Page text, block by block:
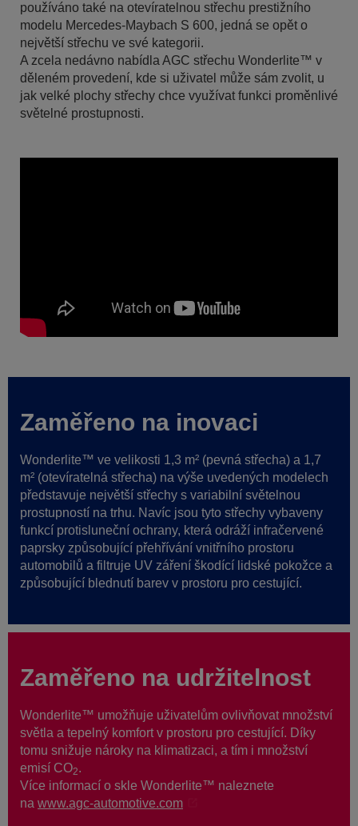
používáno také na otevíratelnou střechu prestižního
modelu Mercedes-Maybach S 600, jedná se opět o
největší střechu ve své kategorii.
A zcela nedávno nabídla AGC střechu Wonderlite™ v
děleném provedení, kde si uživatel může sám zvolit, u
jak velké plochy střechy chce využívat funkci proměnlivé
světelné prostupnosti.
Zaměřeno na inovaci
Wonderlite™ ve velikosti 1,3 m² (pevná střecha) a 1,7
m² (otevíratelná střecha) na výše uvedených modelech
představuje největší střechy s variabilní světelnou
prostupností na trhu. Navíc jsou tyto střechy vybaveny
funkcí protisluneční ochrany, která odráží infračervené
paprsky způsobující přehřívání vnitřního prostoru
automobilů a filtruje UV záření škodící lidské pokožce a
způsobující blednutí barev v prostoru pro cestující.
Zaměřeno na udržitelnost
Wonderlite™ umožňuje uživatelům ovlivňovat množství
světla a tepelný komfort v prostoru pro cestující. Díky
tomu snižuje nároky na klimatizaci, a tím i množství
emisí CO2.
Více informací o skle Wonderlite™ naleznete
na www.agc-automotive.com